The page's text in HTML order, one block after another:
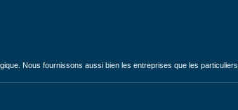
Nous fournissons aussi bien les entreprises que les particuliers.